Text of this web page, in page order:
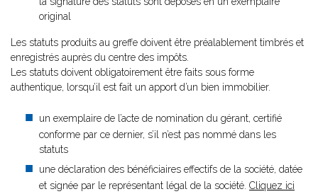
original
Les statuts produits au greffe doivent être préalablement timbrés et
enregistrés auprès du centre des impôts.
Les statuts doivent obligatoirement être faits sous forme
authentique, lorsqu’il est fait un apport d’un bien immobilier.
un exemplaire de l’acte de nomination du gérant, certifié
conforme par ce dernier, s’il n’est pas nommé dans les
statuts
une déclaration des bénéficiaires effectifs de la société, datée
et signée par le représentant légal de la société. Cliquez ici